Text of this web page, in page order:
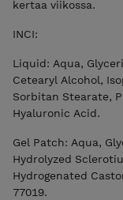
kertaa viikossa.
INCI:
Liquid: Aqua,
Cetearyl Alcohol,
Sorbitan Stearate,
Hyaluronic Acid.
Gel Patch: Aqua,
Hydrolyzed
Hydrogenated
77019.